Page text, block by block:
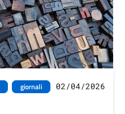
giornali
02/04/2026